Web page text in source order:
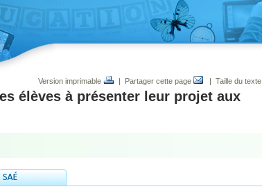
Version imprimable | Partager cette page | Taille du texte
élèves à présenter leur projet aux